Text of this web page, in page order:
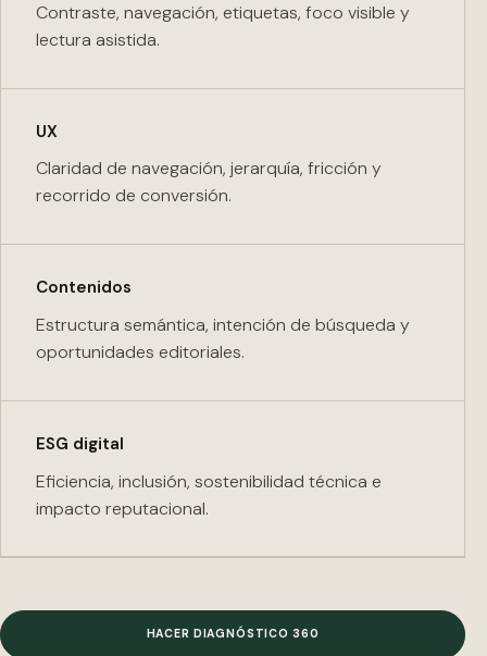
Contraste, navegación, etiquetas, foco visible y
lectura asistida.
UX
Claridad de navegación, jerarquía, fricción y
recorrido de conversión.
Contenidos
Estructura semántica, intención de búsqueda y
oportunidades editoriales.
ESG digital
Eficiencia, inclusión, sostenibilidad técnica e
impacto reputacional.
HACER DIAGNÓSTICO 360